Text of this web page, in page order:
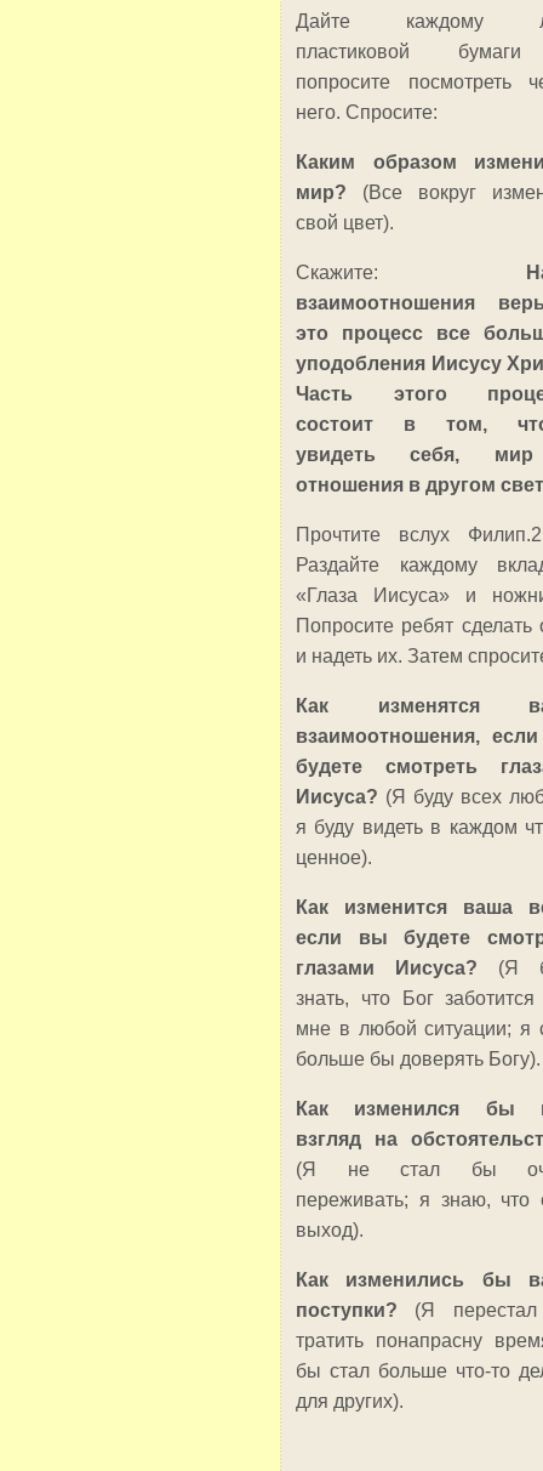
Дайте каждому
пластиковой
попросите посмотреть
него. Спросите:
Каким образом
мир? (Все вокруг
свой цвет).
Скажите:
взаимоотношения
это процесс все
уподобления Иисусу
Часть этого
состоит в том,
увидеть себя,
отношения в другом
Прочтите вслух
Раздайте каждому
«Глаза Иисуса» и
Попросите ребят сделать
и надеть их. Затем
Как изменятся
взаимоотношения,
будете смотреть
Иисуса? (Я буду всех
я буду видеть в каждом
ценное).
Как изменится ваша
если вы будете
глазами Иисуса? (Я
знать, что Бог
мне в любой ситуации; я
больше бы доверять Богу).
Как изменился бы
взгляд на
(Я не стал бы
переживать; я знаю, что
выход).
Как изменились бы
поступки? (Я
тратить понапрасну
бы стал больше что-то
для других).